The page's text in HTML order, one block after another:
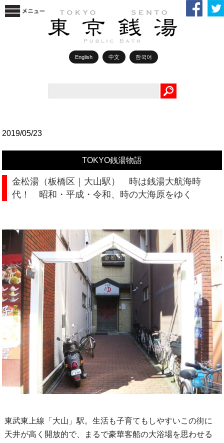
English 中文 한국어
2019/05/23
TOKYO銭湯物語
金松湯（板橋区｜大山駅） 時は銭湯大航海時
代！ 昭和・平成・令和、時の大海原をゆく
東武東上線「大山」駅。生活も子育てもしやすいこの街に
天井が高く開放的で、まるで豪華客船の大浴場を思わせる